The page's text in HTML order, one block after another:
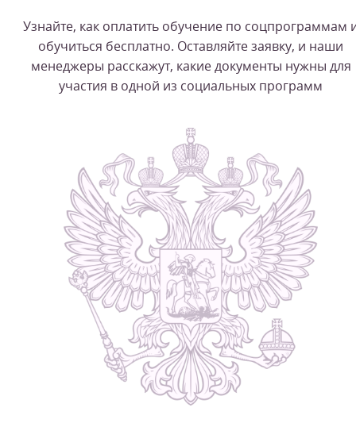
Узнайте, как оплатить обучение по соцпрограммам
обучиться бесплатно. Оставляйте заявку, и наши
менеджеры расскажут, какие документы нужны для
участия в одной из социальных программ